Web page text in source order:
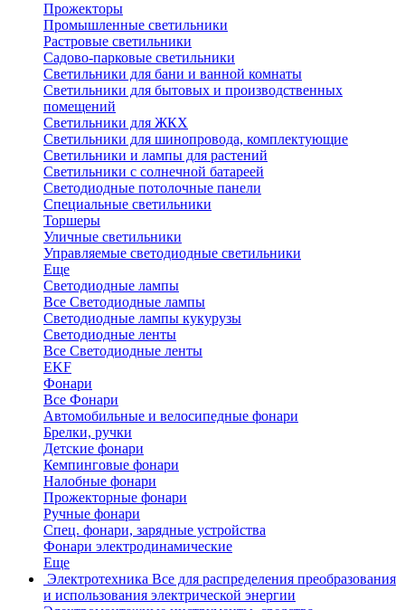
Прожекторы
Промышленные светильники
Растровые светильники
Садово-парковые светильники
Светильники для бани и ванной комнаты
Светильники для бытовых и производственных
помещений
Светильники для ЖКХ
Светильники для шинопровода, комплектующие
Светильники и лампы для растений
Светильники с солнечной батареей
Светодиодные потолочные панели
Специальные светильники
Торшеры
Уличные светильники
Управляемые светодиодные светильники
Еще
Светодиодные лампы
Все Светодиодные лампы
Светодиодные лампы кукурузы
Светодиодные ленты
Все Светодиодные ленты
EKF
Фонари
Все Фонари
Автомобильные и велосипедные фонари
Брелки, ручки
Детские фонари
Кемпинговые фонари
Налобные фонари
Прожекторные фонари
Ручные фонари
Спец. фонари, зарядные устройства
Фонари электродинамические
Еще
Электротехника Все для распределения преобразования
и использования электрической энергии